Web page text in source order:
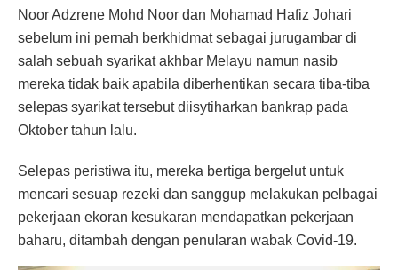
Noor Adzrene Mohd Noor dan Mohamad Hafiz Johari
sebelum ini pernah berkhidmat sebagai jurugambar di
salah sebuah syarikat akhbar Melayu namun nasib
mereka tidak baik apabila diberhentikan secara tiba-tiba
selepas syarikat tersebut diisytiharkan bankrap pada
Oktober tahun lalu.
Selepas peristiwa itu, mereka bertiga bergelut untuk
mencari sesuap rezeki dan sanggup melakukan pelbagai
pekerjaan ekoran kesukaran mendapatkan pekerjaan
baharu, ditambah dengan penularan wabak Covid-19.